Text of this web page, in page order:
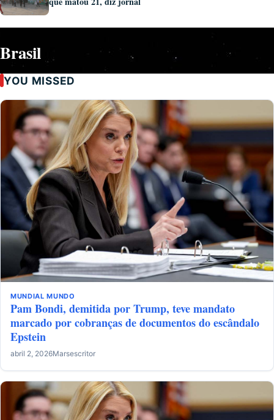
Brasil
YOU MISSED
MUNDIAL MUNDO
Pam Bondi, demitida por Trump, teve mandato
marcado por cobranças de documentos do escândalo
Epstein
abril 2, 2026Marsescritor